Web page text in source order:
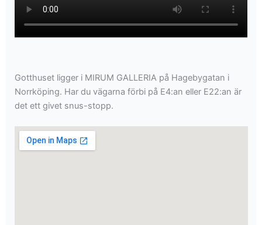
Gotthuset ligger i MIRUM GALLERIA på Hagebygatan i
Norrköping. Har du vägarna förbi på E4:an eller E22:an är
det ett givet snus-stopp.